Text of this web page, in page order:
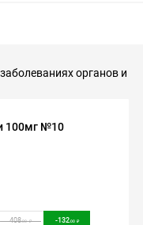
органов и
100мг №10
408.00 -132.00